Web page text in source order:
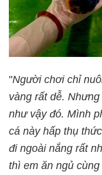
"Người chơi chỉ
vàng rất dễ.
như vậy đó. Mình
cá này hấp thụ
đi ngoài nắng rất
thì em ăn ngủ